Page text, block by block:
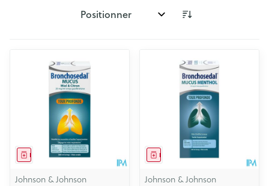
Trier par:
Médicament
Johnson & Johnson
Médicament
Johnson & Johnson